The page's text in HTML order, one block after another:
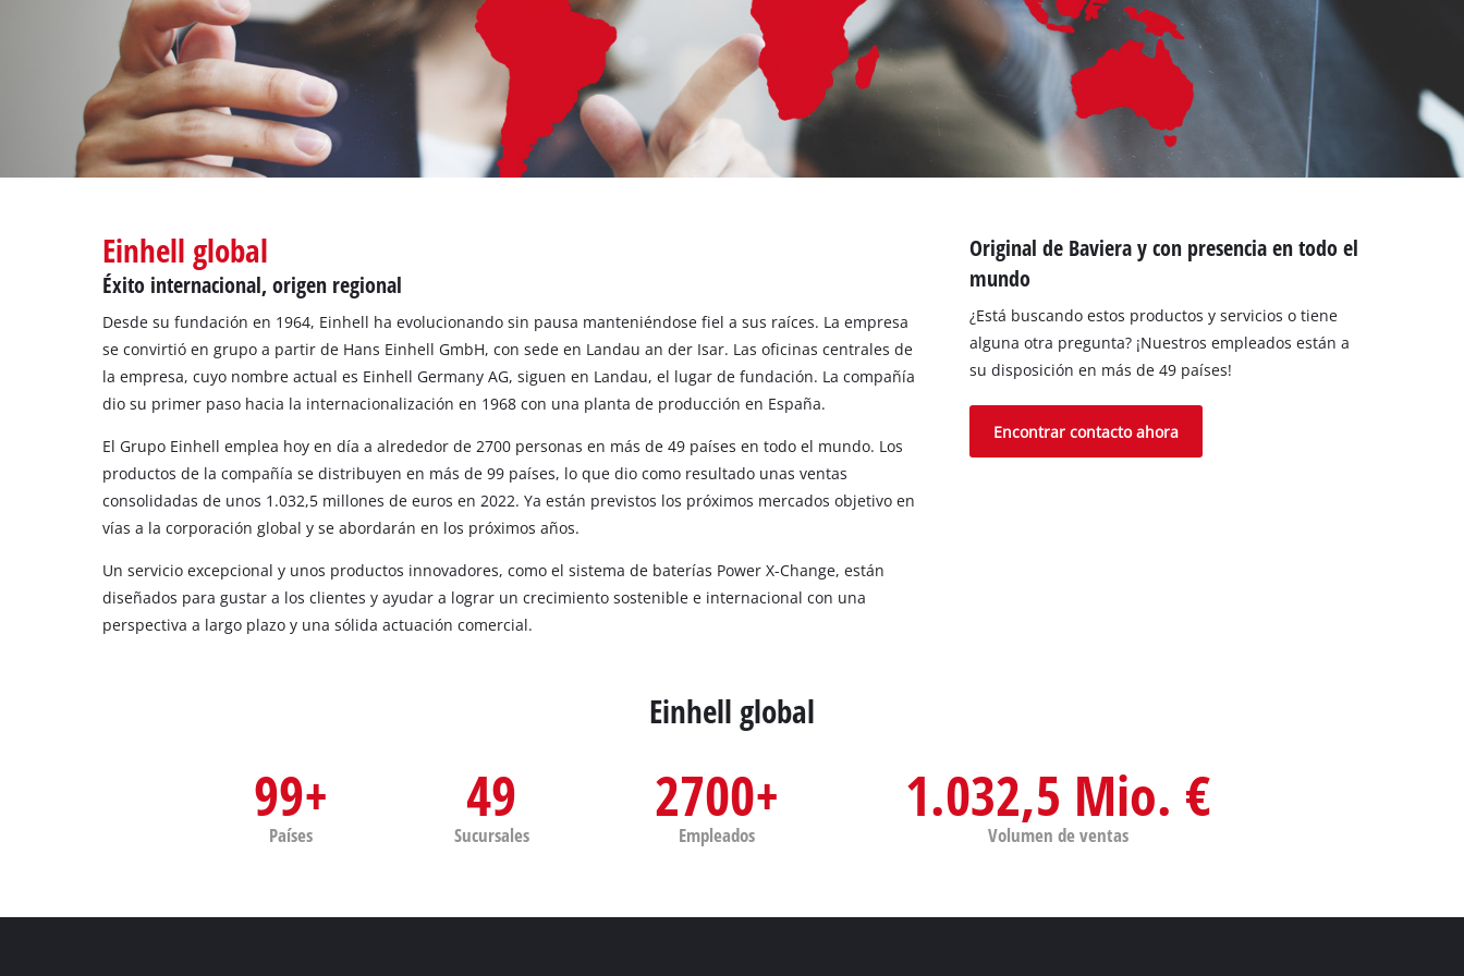
Todos los productos Power X-Change
Herramientas Power X-Change
Herramientas de jardín Power X-Change
Aspiradoras de húmedo/seco
Aspiradores de ceniza
Einhell global
Éxito internacional, origen regional
Desde su fundación en 1964, Einhell ha evolucionando sin pausa manteniéndose fiel a sus raíces. La empresa
se convirtió en grupo a partir de Hans Einhell GmbH, con sede en Landau an der Isar. Las oficinas centrales de
la empresa, cuyo nombre actual es Einhell Germany AG, siguen en Landau, el lugar de fundación. La compañía
dio su primer paso hacia la internacionalización en 1968 con una planta de producción en España.
El Grupo Einhell emplea hoy en día a alrededor de 2700 personas en más de 49 países en todo el mundo. Los
productos de la compañía se distribuyen en más de 99 países, lo que dio como resultado unas ventas
consolidadas de unos 1.032,5 millones de euros en 2022. Ya están previstos los próximos mercados objetivo en
vías a la corporación global y se abordarán en los próximos años.
Un servicio excepcional y unos productos innovadores, como el sistema de baterías Power X-Change, están
diseñados para gustar a los clientes y ayudar a lograr un crecimiento sostenible e internacional con una
perspectiva a largo plazo y una sólida actuación comercial.
Original de Baviera y con presencia en todo el
mundo
¿Está buscando estos productos y servicios o tiene
alguna otra pregunta? ¡Nuestros empleados están a
su disposición en más de 49 países!
Encontrar contacto ahora
Einhell global
99+
Países
49
Sucursales
2700+
Empleados
1.032,5 Mio. €
Volumen de ventas